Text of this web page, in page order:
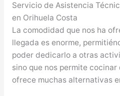
Servicio de Asistencia
en Orihuela Costa
La comodidad que nos ha
llegada es enorme,
poder dedicarlo a otras
sino que nos permite cocinar
ofrece muchas alternativas